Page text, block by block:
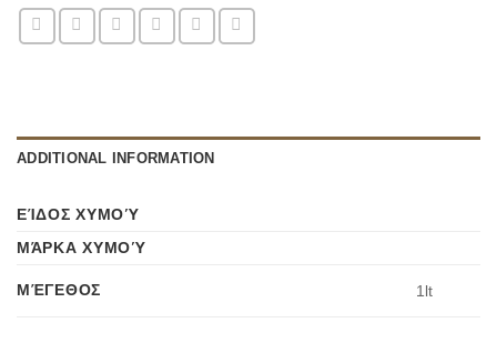
ADDITIONAL INFORMATION
ΕΊΔΟΣ ΧΥΜΟΎ
ΜΆΡΚΑ ΧΥΜΟΎ
ΜΈΓΕΘΟΣ 1lt